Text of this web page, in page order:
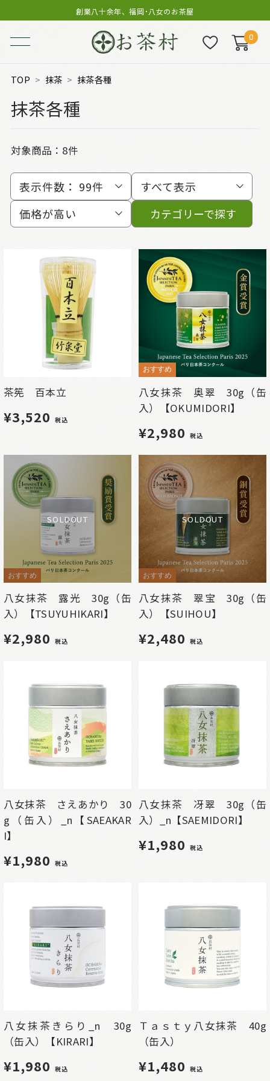
創業八十余年、福岡･八女のお茶屋
0
TOP 抹茶 抹茶各種
抹茶各種
対象商品： 8件
表示件数： 99件
すべて表示
価格が高い
カテゴリーで探す
茶筅 百本立
¥3,520 税込
おすすめ
八女抹茶 奥翠 30g（缶
入）【OKUMIDORI】
¥2,980 税込
SOLDOUT
おすすめ
八女抹茶 露光 30g（缶
入）【TSUYUHIKARI】
¥2,980 税込
SOLDOUT
おすすめ
八女抹茶 翠宝 30g（缶
入）【SUIHOU】
¥2,480 税込
八女抹茶 さえあかり 30
g（缶入）_n【SAEAKAR
I】
¥1,980 税込
八女抹茶 冴翠 30g（缶
入）_n【SAEMIDORI】
¥1,980 税込
八女抹茶きらり_n 30g
（缶入）【KIRARI】
¥1,980 税込
Ｔａｓｔｙ八女抹茶 40g
（缶入）
¥1,480 税込